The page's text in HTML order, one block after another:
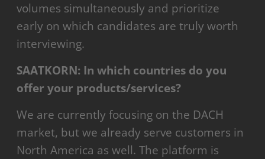
volumes simultaneously and prioritize
early on which candidates are truly worth
interviewing.
SAATKORN: In which countries do you
offer your products/services?
We are currently focusing on the DACH
market, but we already serve customers in
North America as well. The platform is